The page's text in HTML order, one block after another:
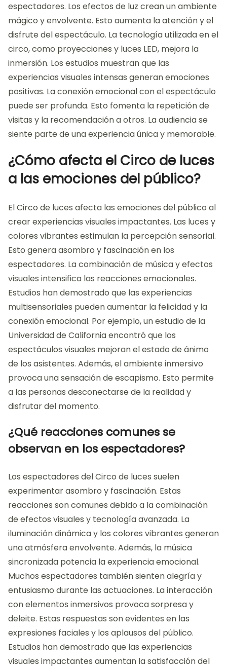
¿Qué impacto tiene el Circo
de luces en la audiencia?
El Circo de luces tiene un impacto significativo en la
audiencia. La experiencia visual cautiva a los
espectadores. Los efectos de luz crean un ambiente
mágico y envolvente. Esto aumenta la atención y el
disfrute del espectáculo. La tecnología utilizada en el
inmersión. Los estudios muestran que las
experiencias visuales intensas generan emociones
puede ser profunda. Esto fomenta la repetición de
visitas y la recomendación a otros. La audiencia se
siente parte de una experiencia única y memorable.
¿Cómo afecta el Circo de luces
a las emociones del público?
El Circo de luces afecta las emociones del público al
crear experiencias visuales impactantes. Las luces y
colores vibrantes estimulan la percepción sensorial.
Esto genera asombro y fascinación en los
espectadores. La combinación de música y efectos
visuales intensifica las reacciones emocionales.
Estudios han demostrado que las experiencias
multisensoriales pueden aumentar la felicidad y la
Universidad de California encontró que los
espectáculos visuales mejoran el estado de ánimo
provoca una sensación de escapismo. Esto permite
a las personas desconectarse de la realidad y
disfrutar del momento.
¿Qué reacciones comunes se
observan en los espectadores?
Los espectadores del Circo de luces suelen
experimentar asombro y fascinación. Estas
reacciones son comunes debido a la combinación
de efectos visuales y tecnología avanzada. La
iluminación dinámica y los colores vibrantes generan
una atmósfera envolvente. Además, la música
sincronizada potencia la experiencia emocional.